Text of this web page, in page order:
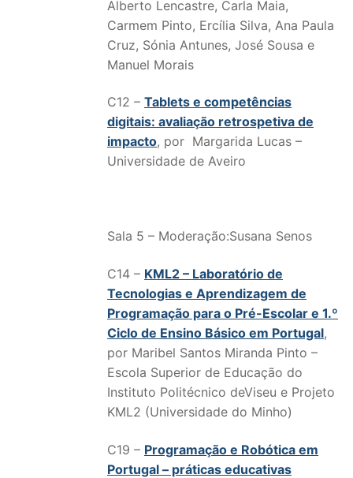
Alberto Lencastre, Carla Maia,
Carmem Pinto, Ercília Silva, Ana Paula
Cruz, Sónia Antunes, José Sousa e
Manuel Morais
C12 – Tablets e competências
digitais: avaliação retrospetiva de
impacto, por Margarida Lucas –
Universidade de Aveiro
Sala 5 – Moderação:Susana Senos
C14 – KML2 – Laboratório de
Tecnologias e Aprendizagem de
Programação para o Pré-Escolar e 1.º
Ciclo de Ensino Básico em Portugal,
por Maribel Santos Miranda Pinto –
Escola Superior de Educação do
Instituto Politécnico deViseu e Projeto
KML2 (Universidade do Minho)
C19 – Programação e Robótica em
Portugal – práticas educativas